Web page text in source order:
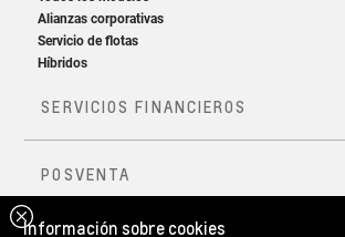
Información sobre cookies